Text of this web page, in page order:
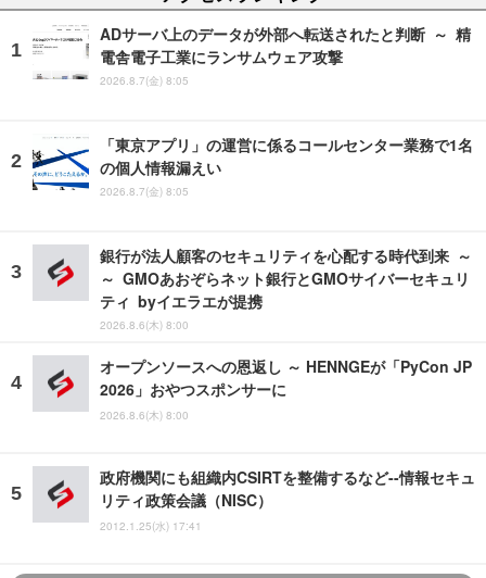
ADサーバ上のデータが外部へ転送されたと判断 ～ 精
電舎電子工業にランサムウェア攻撃
2026.8.7(金) 8:05
「東京アプリ」の運営に係るコールセンター業務で1名
の個人情報漏えい
2026.8.7(金) 8:05
銀行が法人顧客のセキュリティを心配する時代到来 ～
～ GMOあおぞらネット銀行とGMOサイバーセキュリ
ティ byイエラエが提携
2026.8.6(木) 8:00
オープンソースへの恩返し ～ HENNGEが「PyCon JP
2026」おやつスポンサーに
2026.8.6(木) 8:00
政府機関にも組織内CSIRTを整備するなど--情報セキュ
リティ政策会議（NISC）
2012.1.25(水) 17:41